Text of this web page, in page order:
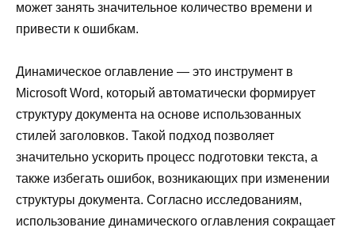
может занять значительное количество времени и
привести к ошибкам.
Динамическое оглавление — это инструмент в
Microsoft Word, который автоматически формирует
структуру документа на основе использованных
стилей заголовков. Такой подход позволяет
значительно ускорить процесс подготовки текста, а
также избегать ошибок, возникающих при изменении
структуры документа. Согласно исследованиям,
использование динамического оглавления сокращает